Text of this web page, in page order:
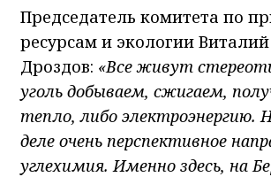
Председатель комитета по
ресурсам и экологии Виталий
Дроздов: «Все живут
уголь добываем, сжигаем,
тепло, либо электроэнергию.
деле очень перспективное
углехимия. Именно здесь, на